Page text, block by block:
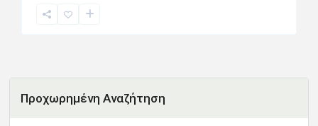
Προχωρημένη Αναζήτηση